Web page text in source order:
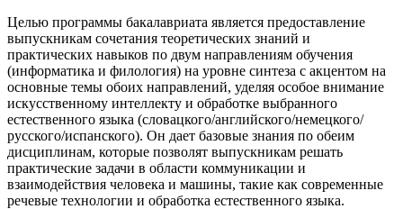
Целью программы бакалавриата является предоставление
выпускникам сочетания теоретических знаний и
практических навыков по двум направлениям обучения
(информатика и филология) на уровне синтеза с акцентом на
основные темы обоих направлений, уделяя особое внимание
искусственному интеллекту и обработке выбранного
естественного языка (словацкого/английского/немецкого/
русского/испанского). Он дает базовые знания по обеим
дисциплинам, которые позволят выпускникам решать
практические задачи в области коммуникации и
взаимодействия человека и машины, такие как современные
речевые технологии и обработка естественного языка.